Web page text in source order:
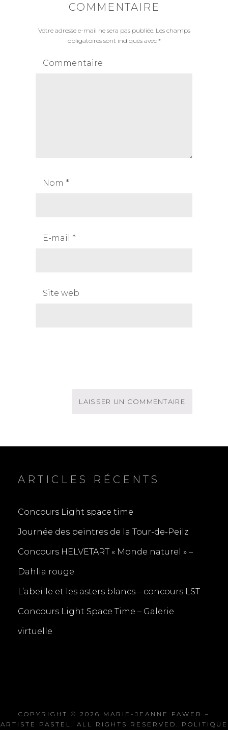
COMMENTAIRE
Votre adresse e-mail ne sera pas publiée. Les champs
obligatoires sont indiqués avec *
Commentaire
Nom *
E-mail *
Site web
ARTICLES RÉCENTS
Concours Light space time
Journée des peintres de la Tour-de-Peilz
Concours HELVETART « Monde naturel » –
Dahlia rouge
L’abeille et les asters blancs – concours LST
Concours Light Space Time – Galerie
virtuelle
COPYRIGHT © 2026 MARIE-JEANNE FAWER –
ARTISTE PASTEL
. ALL RIGHTS RESERVED. POLITIQUE